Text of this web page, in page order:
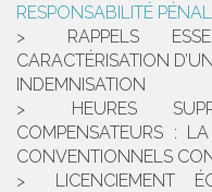
RESPONSABILITÉ
RAPPELS
CARACTÉRISATION
INDEMNISATION
HEURES
COMPENSATEURS :
CONVENTIONNELS
LICENCIEMENT